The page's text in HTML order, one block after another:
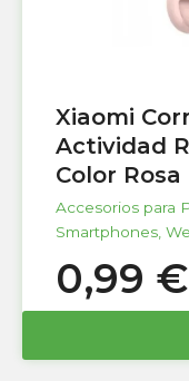
Xiaomi
Actividad
Color Rosa
Accesorios para
Smartphones,
0,99 €